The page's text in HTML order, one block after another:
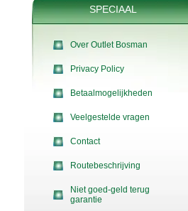
SPECIAAL
Over Outlet Bosman
Privacy Policy
Betaalmogelijkheden
Veelgestelde vragen
Contact
Routebeschrijving
Niet goed-geld terug
garantie